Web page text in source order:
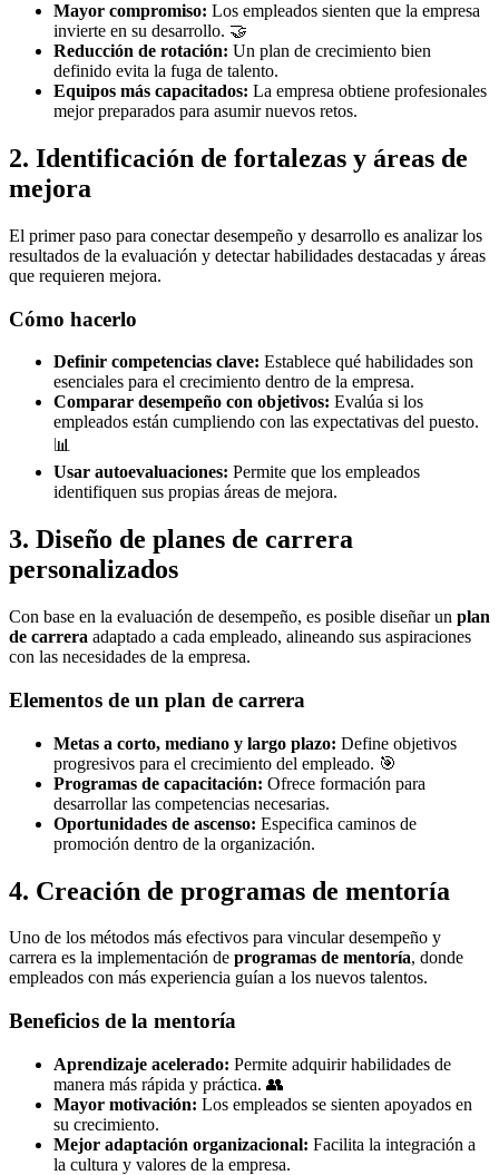
Mayor compromiso: Los empleados sienten que la empresa
invierte en su desarrollo. 🤝
Reducción de rotación: Un plan de crecimiento bien
definido evita la fuga de talento.
Equipos más capacitados: La empresa obtiene profesionales
mejor preparados para asumir nuevos retos.
2. Identificación de fortalezas y áreas de
mejora
El primer paso para conectar desempeño y desarrollo es analizar los
resultados de la evaluación y detectar habilidades destacadas y áreas
que requieren mejora.
Cómo hacerlo
Definir competencias clave: Establece qué habilidades son
esenciales para el crecimiento dentro de la empresa.
Comparar desempeño con objetivos: Evalúa si los
empleados están cumpliendo con las expectativas del puesto.
📊
Usar autoevaluaciones: Permite que los empleados
identifiquen sus propias áreas de mejora.
3. Diseño de planes de carrera
personalizados
Con base en la evaluación de desempeño, es posible diseñar un plan
de carrera adaptado a cada empleado, alineando sus aspiraciones
con las necesidades de la empresa.
Elementos de un plan de carrera
Metas a corto, mediano y largo plazo: Define objetivos
progresivos para el crecimiento del empleado. 🎯
Programas de capacitación: Ofrece formación para
desarrollar las competencias necesarias.
Oportunidades de ascenso: Especifica caminos de
promoción dentro de la organización.
4. Creación de programas de mentoría
Uno de los métodos más efectivos para vincular desempeño y
carrera es la implementación de programas de mentoría, donde
empleados con más experiencia guían a los nuevos talentos.
Beneficios de la mentoría
Aprendizaje acelerado: Permite adquirir habilidades de
manera más rápida y práctica. 👥
Mayor motivación: Los empleados se sienten apoyados en
su crecimiento.
Mejor adaptación organizacional: Facilita la integración a
la cultura y valores de la empresa.